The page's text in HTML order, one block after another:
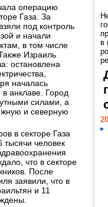
операцию
Газа. За
под контроль
и начали
в том числе
Израиль
остановлена
началась
анклаве. Город
силами, а
и северную
в секторе Газа
тысячи человек
что в секторе
После
заявили, что в
и 11
в